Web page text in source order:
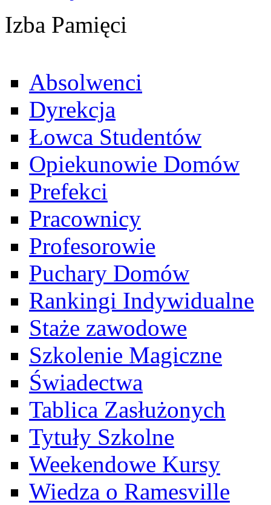
Izba Pamięci
Absolwenci
Dyrekcja
Łowca Studentów
Opiekunowie Domów
Prefekci
Pracownicy
Profesorowie
Puchary Domów
Rankingi Indywidualne
Staże zawodowe
Szkolenie Magiczne
Świadectwa
Tablica Zasłużonych
Tytuły Szkolne
Weekendowe Kursy
Wiedza o Ramesville